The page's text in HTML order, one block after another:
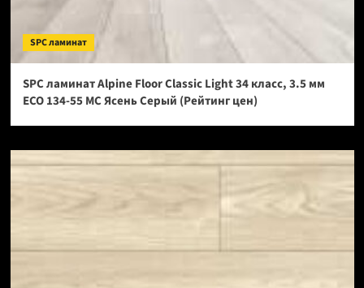
SPC ламинат
SPC ламинат Alpine Floor Classic Light 34 класс, 3.5 мм
ECO 134-55 МС Ясень Серый (Рейтинг цен)